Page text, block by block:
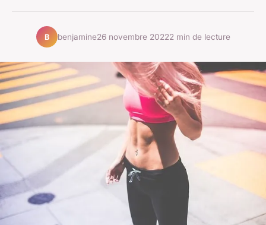
B benjamine26 novembre 20222 min de lecture